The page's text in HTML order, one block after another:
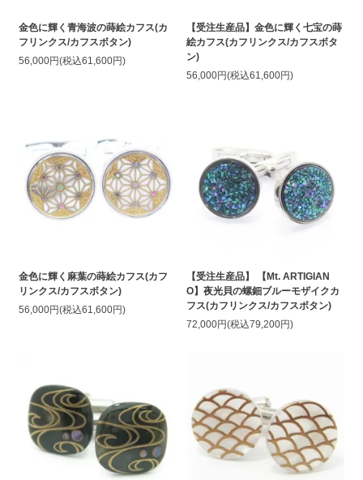
金色に輝く青海波の蒔絵カフス(カ
フリンクス/カフスボタン)
56,000円(税込61,600円)
【受注生産品】金色に輝く七宝の蒔
絵カフス(カフリンクス/カフスボタ
ン)
56,000円(税込61,600円)
金色に輝く麻葉の蒔絵カフス(カフ
リンクス/カフスボタン)
56,000円(税込61,600円)
【受注生産品】 【Mt. ARTIGIAN
O】夜光貝の螺鈿ブルーモザイクカ
フス(カフリンクス/カフスボタン)
72,000円(税込79,200円)